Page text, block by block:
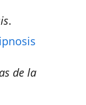
.
de la